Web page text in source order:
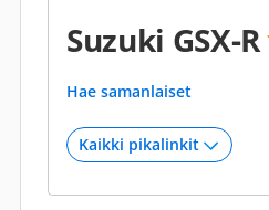
Suzuki GSX-R
Hae samanlaiset